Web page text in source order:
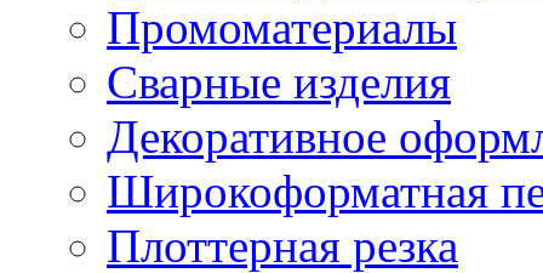
Промоматериалы
Сварные изделия
Декоративное
Широкоформатная
Плоттерная резка